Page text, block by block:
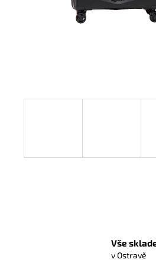
Vše
v Ostravě
WINGS AFRICAN
63 L